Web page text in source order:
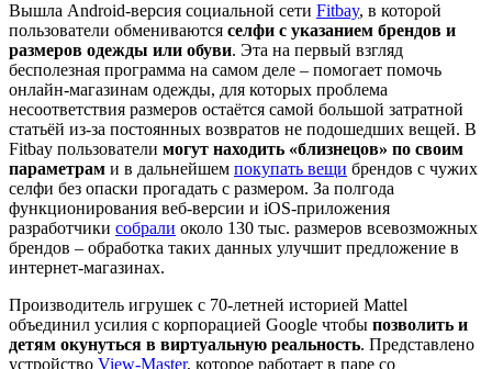
Вышла Android-версия социальной сети Fitbay, в которой
пользователи обмениваются селфи с указанием брендов и
размеров одежды или обуви. Эта на первый взгляд
бесполезная программа на самом деле – помогает помочь
онлайн-магазинам одежды, для которых проблема
несоответствия размеров остаётся самой большой затратной
статьёй из-за постоянных возвратов не подошедших вещей. В
Fitbay пользователи могут находить «близнецов» по своим
параметрам и в дальнейшем покупать вещи брендов с чужих
селфи без опаски прогадать с размером. За полгода
функционирования веб-версии и iOS-приложения
разработчики собрали около 130 тыс. размеров всевозможных
брендов – обработка таких данных улучшит предложение в
интернет-магазинах.
Производитель игрушек с 70-летней историей Mattel
объединил усилия с корпорацией Google чтобы позволить и
детям окунуться в виртуальную реальность. Представлено
устройство View-Master, которое работает в паре со